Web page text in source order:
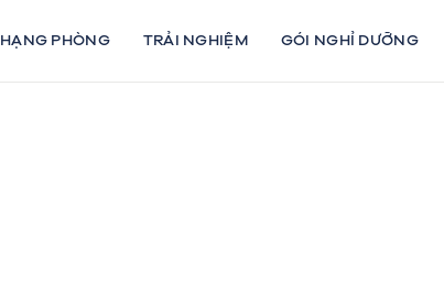
qua
HẠNG PHÒNG TRẢI NGHIỆM GÓI NGHỈ DƯỠNG